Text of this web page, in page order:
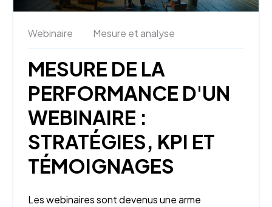
Webinaire Mesure et analyse
MESURE DE LA
PERFORMANCE D'UN
WEBINAIRE :
STRATÉGIES, KPI ET
TÉMOIGNAGES
Les webinaires sont devenus une arme